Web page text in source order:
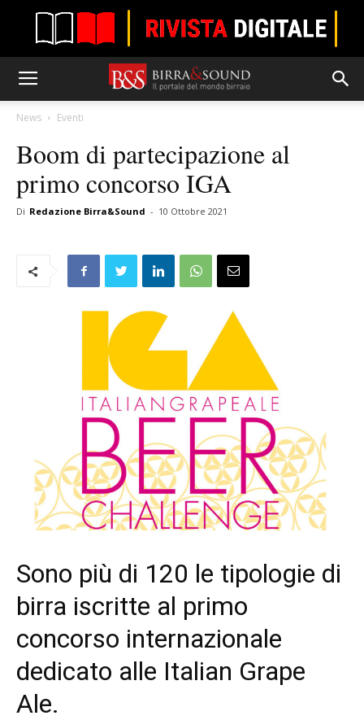
News Eventi
Boom di partecipazione al
primo concorso IGA
Di Redazione Birra&Sound - 10 Ottobre 2021
Sono più di 120 le tipologie di
birra iscritte al primo
concorso internazionale
dedicato alle Italian Grape
Ale.